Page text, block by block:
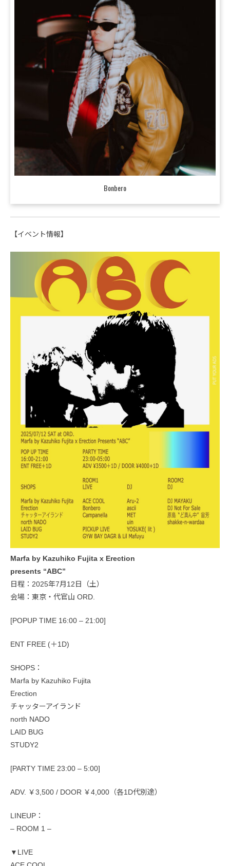
Bonbero
【イベント情報】
Marfa by Kazuhiko Fujita x Erection
presents “ABC”
日程：2025年7月12日（土）
会場：東京・代官山 ORD.
[POPUP TIME 16:00 – 21:00]
ENT FREE (＋1D)
SHOPS：
Marfa by Kazuhiko Fujita
Erection
チャッターアイランド
north NADO
LAID BUG
STUDY2
[PARTY TIME 23:00 – 5:00]
ADV. ￥3,500 / DOOR ￥4,000（各1D代別途）
LINEUP：
– ROOM 1 –
▼LIVE